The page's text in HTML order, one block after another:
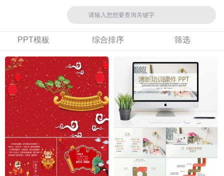
PPT模板 综合排序 筛选